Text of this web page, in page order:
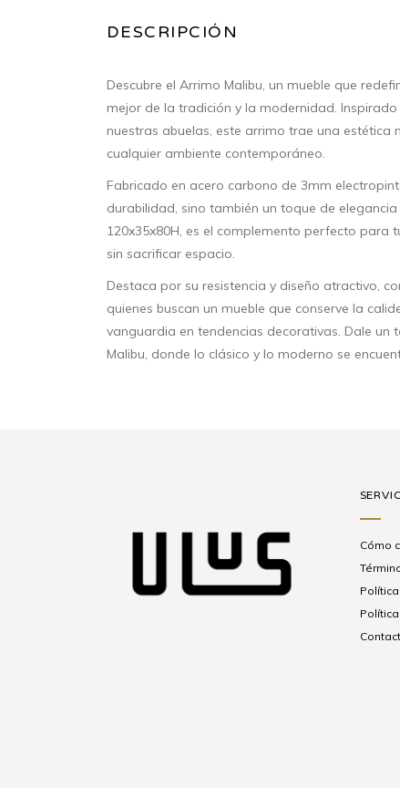
DESCRIPCIÓN
Descubre el Arrimo Malibu, un mueble que
mejor de la tradición y la modernidad.
nuestras abuelas, este arrimo trae una
cualquier ambiente contemporáneo.
Fabricado en acero carbono de 3mm
durabilidad, sino también un toque de
120x35x80H, es el complemento perfecto para
sin sacrificar espacio.
Destaca por su resistencia y diseño atractivo,
quienes buscan un mueble que conserve la
vanguardia en tendencias decorativas. Dale
Malibu, donde lo clásico y lo moderno se
Cómo